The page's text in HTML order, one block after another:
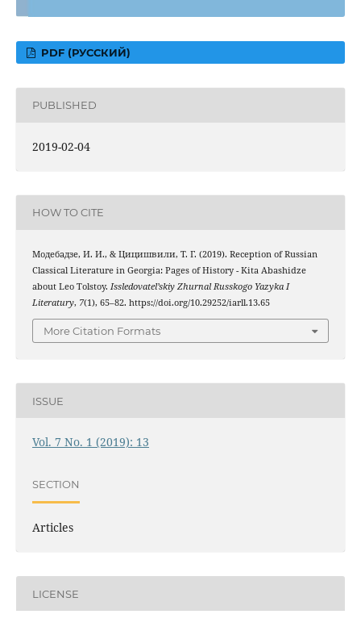
PDF (РУССКИЙ)
PUBLISHED
2019-02-04
HOW TO CITE
Модебадзе, И. И., & Цицишвили, Т. Г. (2019). Reception of Russian
Classical Literature in Georgia: Pages of History - Kita Abashidze
about Leo Tolstoy. Issledovatel’skiy Zhurnal Russkogo Yazyka I
Literatury, 7(1), 65–82. https://doi.org/10.29252/iarll.13.65
More Citation Formats
ISSUE
Vol. 7 No. 1 (2019): 13
SECTION
Articles
LICENSE